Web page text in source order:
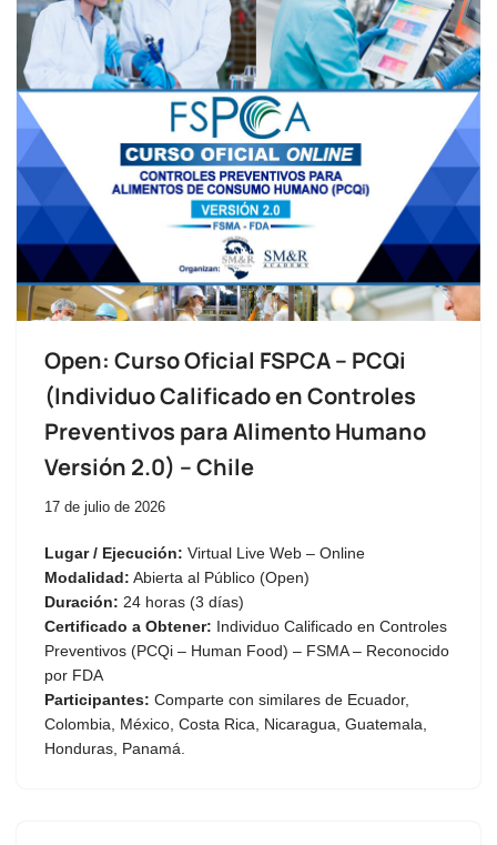
Open: Curso Oficial FSPCA – PCQi
(Individuo Calificado en Controles
Preventivos para Alimento Humano
Versión 2.0) – Chile
17 de julio de 2026
Lugar / Ejecución: Virtual Live Web – Online
Modalidad: Abierta al Público (Open)
Duración: 24 horas (3 días)
Certificado a Obtener: Individuo Calificado en Controles
Preventivos (PCQi – Human Food) – FSMA – Reconocido
por FDA
Participantes: Comparte con similares de Ecuador,
Colombia, México, Costa Rica, Nicaragua, Guatemala,
Honduras, Panamá.